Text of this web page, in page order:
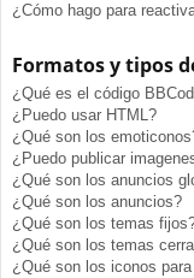
¿Cómo hago para
Formatos y tipos
¿Qué es el código
¿Puedo usar HTML?
¿Qué son los
¿Puedo publicar
¿Qué son los anuncios
¿Qué son los anuncios?
¿Qué son los temas
¿Qué son los temas
¿Qué son los iconos